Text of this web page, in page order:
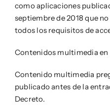
como aplicaciones
septiembre de 2018 que
todos los requisitos de
Contenidos multimedia en
Contenido multimedia
publicado antes de la
Decreto.